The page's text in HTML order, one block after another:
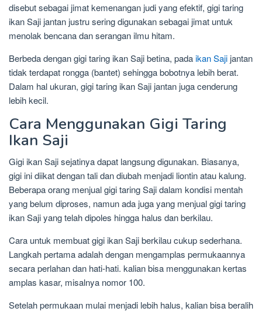
disebut sebagai jimat kemenangan judi yang efektif, gigi taring
ikan Saji jantan justru sering digunakan sebagai jimat untuk
menolak bencana dan serangan ilmu hitam.
Berbeda dengan gigi taring ikan Saji betina, padaikan Saji jantan
tidak terdapat rongga (bantet) sehingga bobotnya lebih berat.
Dalam hal ukuran, gigi taring ikan Saji jantan juga cenderung
lebih kecil.
Cara Menggunakan Gigi Taring
Ikan Saji
Gigi ikan Saji sejatinya dapat langsung digunakan. Biasanya,
gigi ini diikat dengan tali dan diubah menjadi liontin atau kalung.
Beberapa orang menjual gigi taring Saji dalam kondisi mentah
yang belum diproses, namun ada juga yang menjual gigi taring
ikan Saji yang telah dipoles hingga halus dan berkilau.
Cara untuk membuat gigi ikan Saji berkilau cukup sederhana.
Langkah pertama adalah dengan mengamplas permukaannya
secara perlahan dan hati-hati. kalian bisa menggunakan kertas
amplas kasar, misalnya nomor 100.
Setelah permukaan mulai menjadi lebih halus, kalian bisa beralih